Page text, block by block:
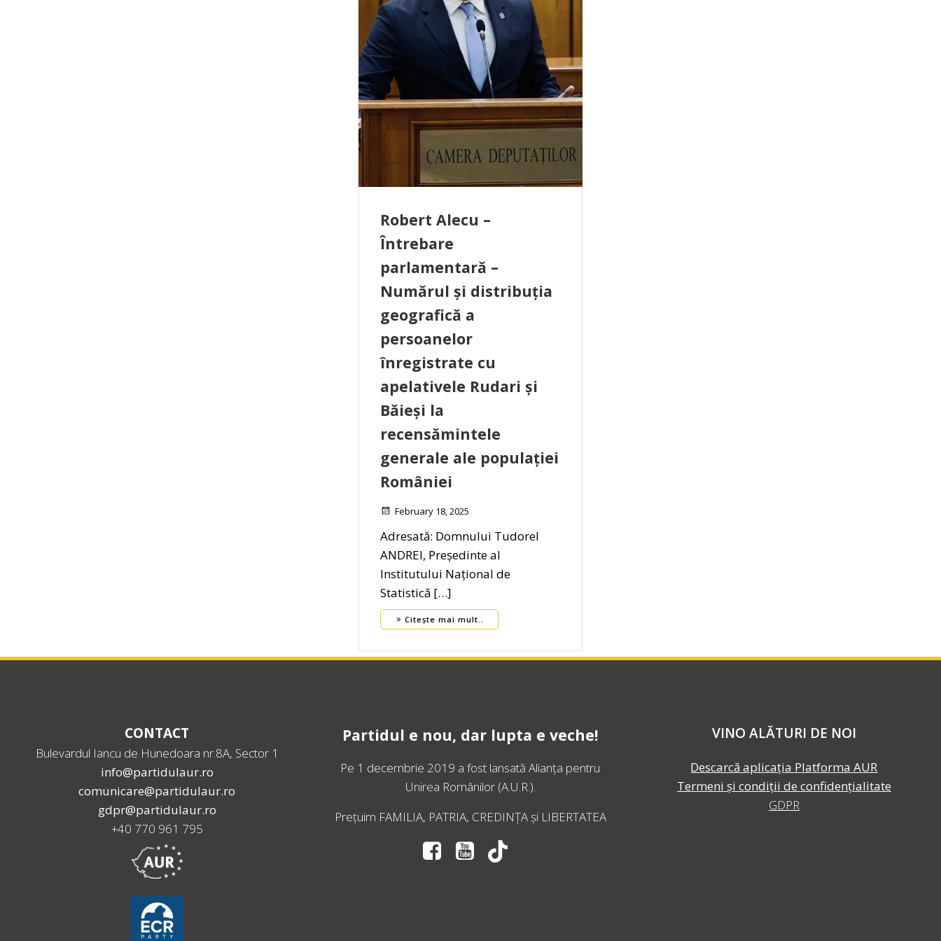
Robert Alecu –
Întrebare
parlamentară –
Numărul și distribuția
geografică a
persoanelor
înregistrate cu
apelativele Rudari și
Băieși la
recensămintele
generale ale populației
României
February 18, 2025
Adresată: Domnului Tudorel
ANDREI, Președinte al
Institutului Național de
Statistică […]
Citește mai mult..
CONTACT
Bulevardul Iancu de Hunedoara nr.8A, Sector 1
info@partidulaur.ro
comunicare@partidulaur.ro
gdpr@partidulaur.ro
+40 770 961 795
Partidul e nou, dar lupta e veche!
Pe 1 decembrie 2019 a fost lansatăAlianța pentru
Unirea Românilor(A.U.R.).
Prețuim FAMILIA, PATRIA, CREDINȚA și LIBERTATEA
VINO ALĂTURI DE NOI
Descarcă aplicația Platforma AUR
Termeni și condiții de confidențialitate
GDPR